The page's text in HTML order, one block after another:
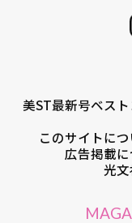
美ST最新号ベス
このサイトに
広告掲載
光